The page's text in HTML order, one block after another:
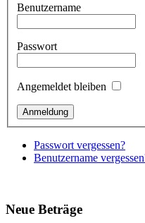
Benutzername
Passwort
Angemeldet bleiben
Passwort vergessen?
Benutzername
Neue Beträge